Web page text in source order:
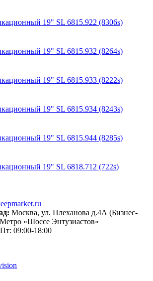
19" SL 6815.922 (8306s)
19" SL 6815.932 (8264s)
19" SL 6815.933 (8222s)
19" SL 6815.934 (8243s)
19" SL 6815.944 (8285s)
19" SL 6818.712 (722s)
Москва, ул. Плеханова д.4А (Бизнес-
«Шоссе Энтузиастов»
09:00-18:00